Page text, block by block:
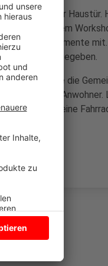
vor ihrer Haustür.
sich bei einem
gute Argumente
Situationen gegeben.
Zuletzt hatte die
sagen die Anwohner.
eine